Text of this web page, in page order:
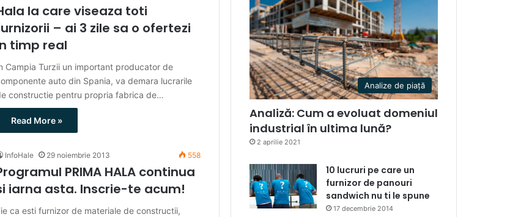
la care viseaza toti
– ai 3 zile sa o ofertezi
timp real
Campia Turzii un important producator de
auto din Spania, va demara lucrarile
constructie pentru propria fabrica de…
Read More »
InfoHale 29 noiembrie 2013 558
PRIMA HALA continua
iarna asta. Inscrie-te acum!
ca esti furnizor de materiale de constructii,
Analize de piață
Analiză: Cum a evoluat domeniul
industrial în ultima lună?
2 aprilie 2021
10 lucruri pe care un
furnizor de panouri
sandwich nu ti le spune
17 decembrie 2014